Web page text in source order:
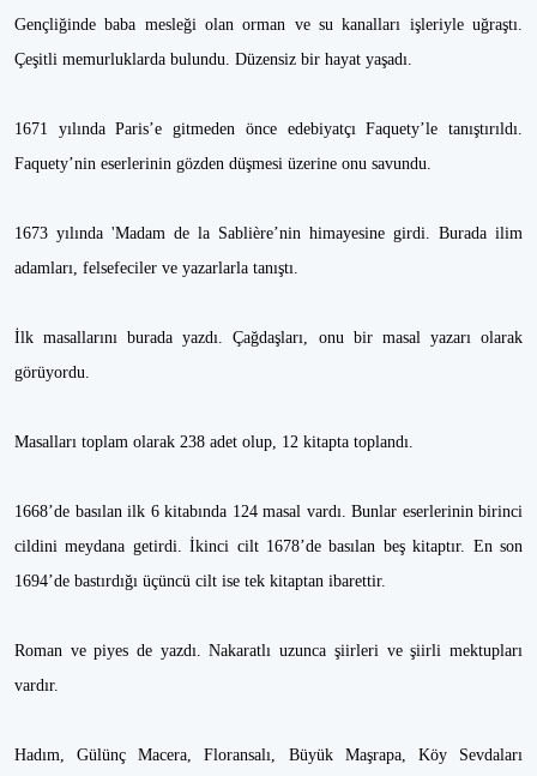
Gençliğinde baba mesleği olan orman ve su kanalları işleriyle uğraştı.
Çeşitli memurluklarda bulundu. Düzensiz bir hayat yaşadı.
1671 yılında Paris’e gitmeden önce edebiyatçı Faquety’le tanıştırıldı.
Faquety’nin eserlerinin gözden düşmesi üzerine onu savundu.
1673 yılında 'Madam de la Sablière’nin himayesine girdi. Burada ilim
adamları, felsefeciler ve yazarlarla tanıştı.
İlk masallarını burada yazdı. Çağdaşları, onu bir masal yazarı olarak
görüyordu.
Masalları toplam olarak 238 adet olup, 12 kitapta toplandı.
1668’de basılan ilk 6 kitabında 124 masal vardı. Bunlar eserlerinin birinci
cildini meydana getirdi. İkinci cilt 1678’de basılan beş kitaptır. En son
1694’de bastırdığı üçüncü cilt ise tek kitaptan ibarettir.
Roman ve piyes de yazdı. Nakaratlı uzunca şiirleri ve şiirli mektupları
vardır.
Hadım, Gülünç Macera, Floransalı, Büyük Maşrapa, Köy Sevdaları